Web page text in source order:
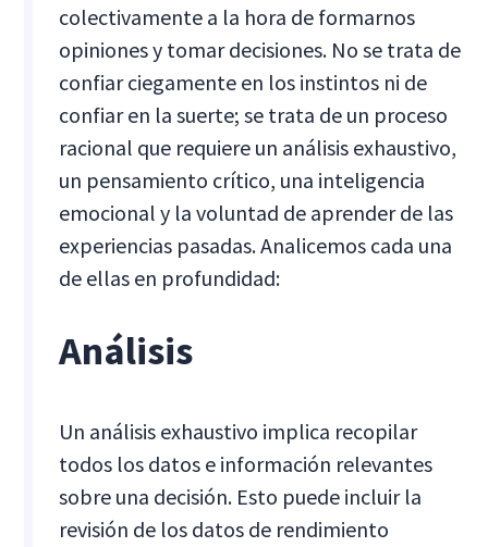
colectivamente a la hora de formarnos
opiniones y tomar decisiones. No se trata de
confiar ciegamente en los instintos ni de
confiar en la suerte; se trata de un proceso
racional que requiere un análisis exhaustivo,
un pensamiento crítico, una inteligencia
emocional y la voluntad de aprender de las
experiencias pasadas. Analicemos cada una
de ellas en profundidad:
Análisis
Un análisis exhaustivo implica recopilar
todos los datos e información relevantes
sobre una decisión. Esto puede incluir la
revisión de los datos de rendimiento